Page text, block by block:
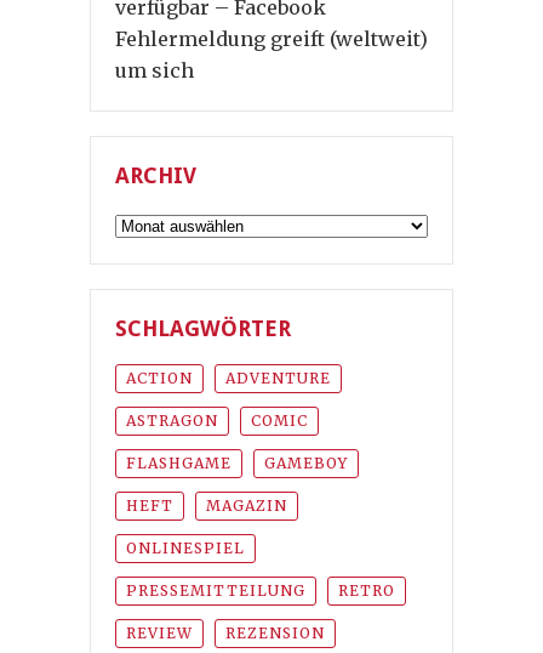
verfügbar – Facebook
Fehlermeldung greift (weltweit)
um sich
ARCHIV
Archiv
SCHLAGWÖRTER
ACTION ADVENTURE
ASTRAGON COMIC
FLASHGAME GAMEBOY
HEFT MAGAZIN
ONLINESPIEL
PRESSEMITTEILUNG RETRO
REVIEW REZENSION